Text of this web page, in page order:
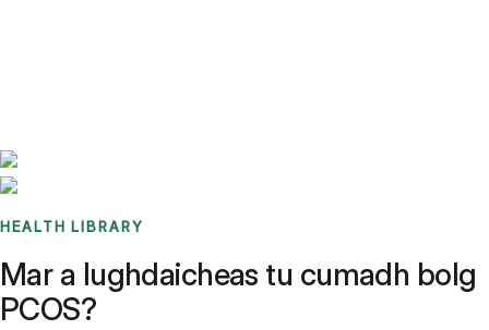
HEALTH LIBRARY
Mar a lughdaicheas tu cumadh bolg
PCOS?